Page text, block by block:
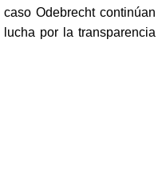
Odebrecht continúan
por la transparencia